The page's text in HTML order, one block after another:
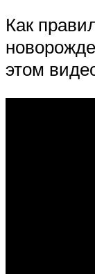
Как
этом